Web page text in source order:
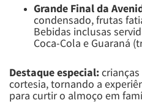
Grande Final da
condensado, frutas
Bebidas inclusas
Coca-Cola e Guaraná
Destaque especial:
cortesia, tornando a
para curtir o almoço em